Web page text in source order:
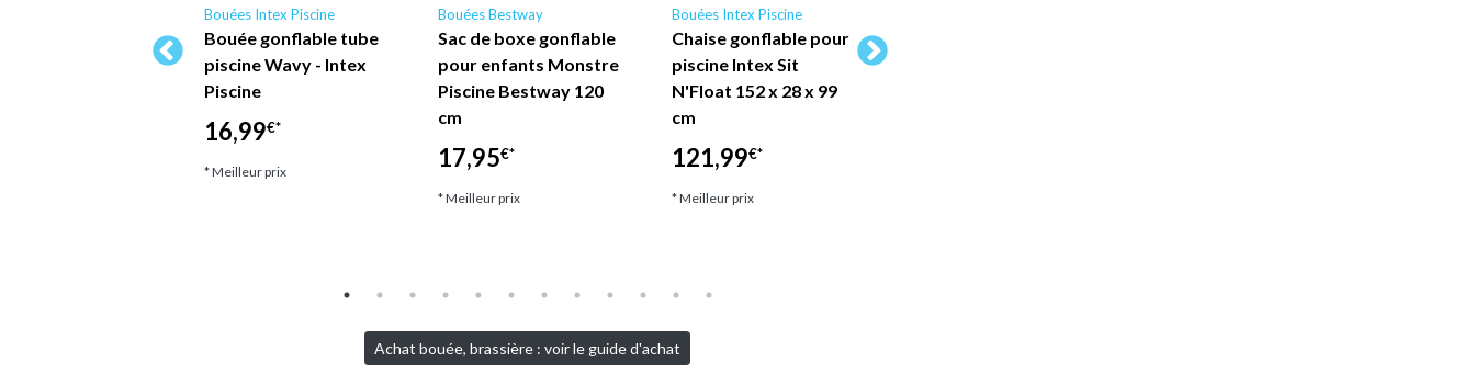
Bouées Intex Piscine
Bouée gonflable tube
piscine Wavy - Intex
Piscine
16,99€*
* Meilleur prix
Bouées Bestway
Sac de boxe gonflable
pour enfants Monstre
Piscine Bestway 120
cm
17,95€*
* Meilleur prix
Bouées Intex Piscine
Chaise gonflable pour
piscine Intex Sit
N'Float 152 x 28 x 99
cm
121,99€*
* Meilleur prix
Achat bouée, brassière : voir le guide d'achat